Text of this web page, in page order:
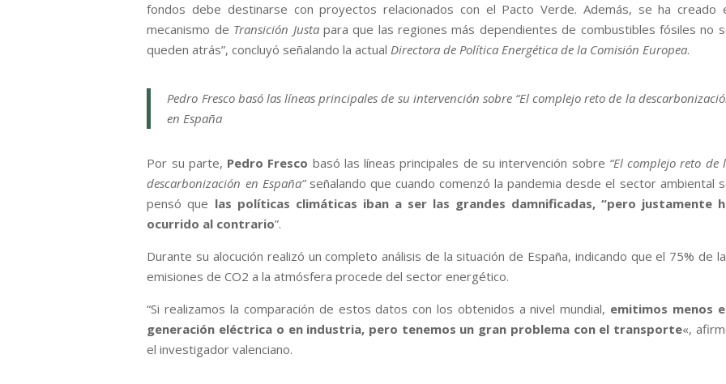
fondos debe destinarse con proyectos relacionados con el Pacto Verde. Además, se ha creado
mecanismo de Transición Justapara que las regiones más dependientes de combustibles fósiles no
queden atrás”, concluyó señalando la actualDirectora de Política Energética de la Comisión Europea.
Pedro Fresco basó las líneas principales de su intervención sobre “El complejo reto de la
en España
Por su parte, Pedro Fresco basó las líneas principales de su intervención sobre “El complejo reto de
descarbonización en España”señalando que cuando comenzó la pandemia desde el sector ambiental
pensó que las políticas climáticas iban a ser las grandes damnificadas, “pero justamente
ocurrido al contrario”.
Durante su alocución realizó un completo análisis de la situación de España, indicando que el 75% de
emisiones de CO2 a la atmósfera procede del sector energético.
“Si realizamos la comparación de estos datos con los obtenidos a nivel mundial, emitimos menos
generación eléctrica o en industria, pero tenemos un gran problema con el transporte«,
el investigador valenciano.